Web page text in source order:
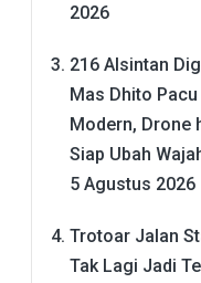
2026
216 Alsintan
Mas Dhito
Modern, Drone
Siap Ubah
5 Agustus 2026
Trotoar Jalan
Tak Lagi Jadi